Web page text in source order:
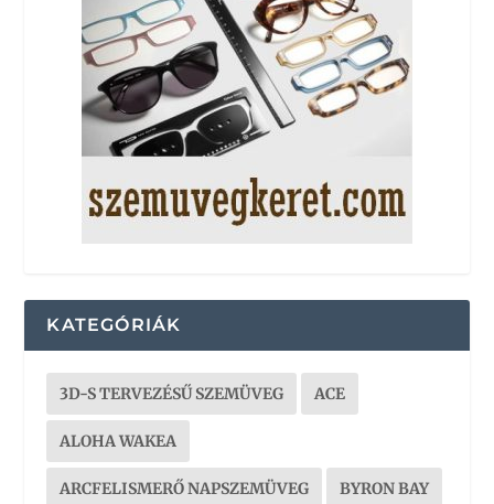
KATEGÓRIÁK
3D-S TERVEZÉSŰ SZEMÜVEG ACE
ALOHA WAKEA
ARCFELISMERŐ NAPSZEMÜVEG BYRON BAY